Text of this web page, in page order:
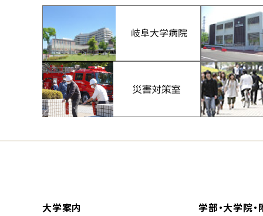
大学案内 学部・大学院